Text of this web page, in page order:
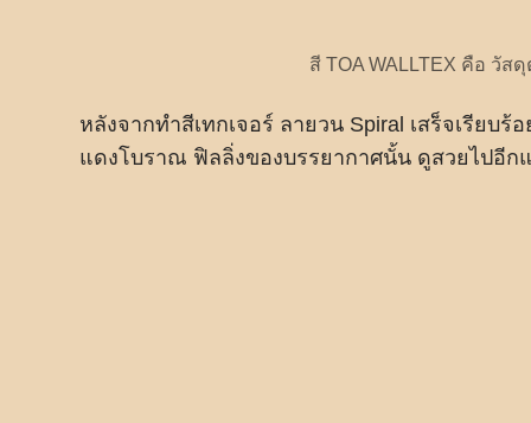
สี TOA WALLTEX คือ วัส
หลังจากทำสีเทกเจอร์ ลายวน Spiral เสร็จเรียบ
แดงโบราณ ฟิลลิ่งของบรรยากาศนั้น ดูสวยไปอีก